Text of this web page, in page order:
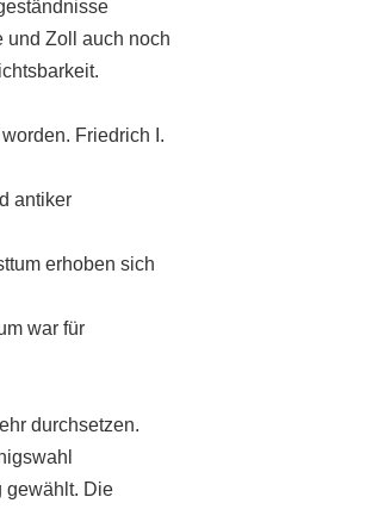
und Zoll auch noch
Friedrich I.
antiker
erhoben sich
war für
durchsetzen.
gewählt. Die